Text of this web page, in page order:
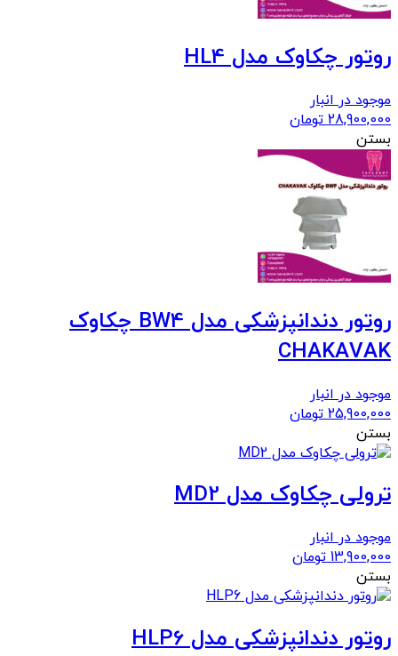
روتور چکاوک مدل HL4
موجود در انبار
28,900,000 تومان
بستن
روتور دندانپزشکی مدل BW4 چکاوک
CHAKAVAK
موجود در انبار
25,900,000 تومان
بستن
ترولی چکاوک مدل MD2
موجود در انبار
13,900,000 تومان
بستن
روتور دندانپزشکی مدل HLP6